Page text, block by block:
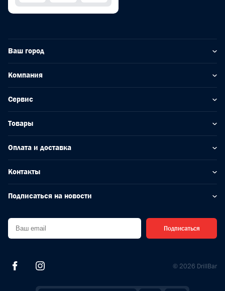
Ваш город
Компания
Сервис
Товары
Оплата и доставка
Контакты
Подписаться на новости
Подписаться
© 2026 DrillBar